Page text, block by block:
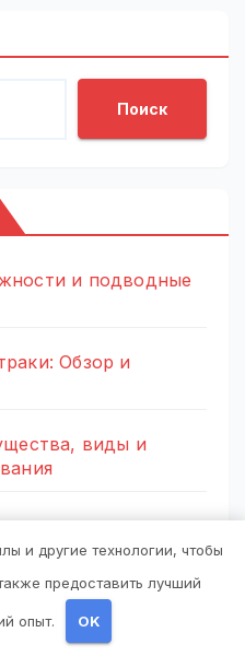
Поиск
и подводные
Обзор и
виды и
работах
и другие технологии, чтобы
предоставить лучший
опыт. OK